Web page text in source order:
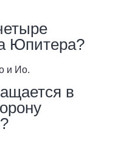
Юпитера?
и Ио.
в